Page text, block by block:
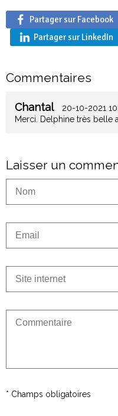
Partager sur Facebook
Partager sur LinkedIn
Commentaires
Chantal 20-10-2021
Merci. Delphine très belle
Laisser un
* Champs obligatoires